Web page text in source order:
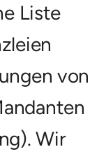
Liste
von
Wir